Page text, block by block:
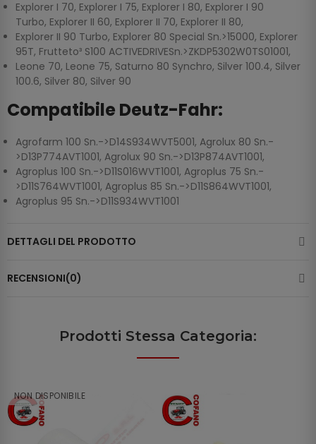
Explorer I 70, Explorer I 75, Explorer I 80, Explorer I 90
Turbo, Explorer II 60, Explorer II 70, Explorer II 80,
Explorer II 90 Turbo, Explorer 80 Special Sn.>15000, Explorer
95T, Frutteto³ S100 ACTIVEDRIVESn.>ZKDP5302W0TS01001,
Leone 70, Leone 75, Saturno 80 Synchro, Silver 100.4, Silver
100.6, Silver 80, Silver 90
Compatibile Deutz-Fahr:
Agrofarm 100 Sn.->D14S934WVT5001, Agrolux 80 Sn.-
>D13P774AVT1001, Agrolux 90 Sn.->D13P874AVT1001,
Agroplus 100 Sn.->D11S016WVT1001, Agroplus 75 Sn.-
>D11S764WVT1001, Agroplus 85 Sn.->D11S864WVT1001,
Agroplus 95 Sn.->D11S934WVT1001
DETTAGLI DEL PRODOTTO
RECENSIONI(0)
Prodotti Stessa Categoria:
NON DISPONIBILE